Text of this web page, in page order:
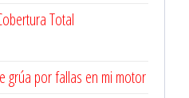
Total
grúa por fallas en mi motor